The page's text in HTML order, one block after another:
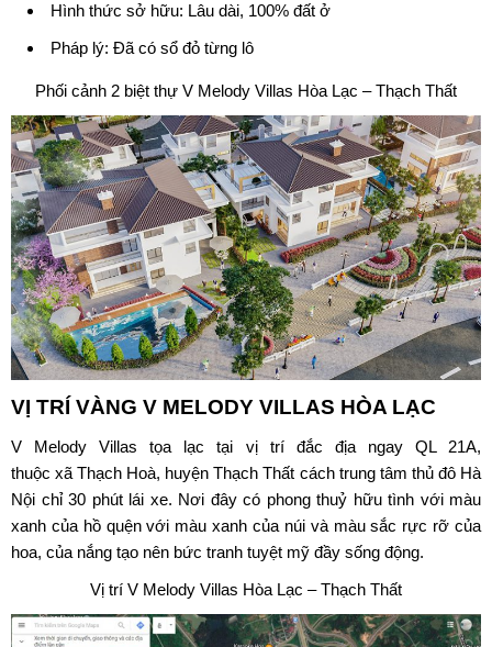
Hình thức sở hữu: Lâu dài, 100% đất ở
Pháp lý: Đã có sổ đỏ từng lô
Phối cảnh 2 biệt thự V Melody Villas Hòa Lạc – Thạch Thất
VỊ TRÍ VÀNG V MELODY VILLAS HÒA LẠC
V Melody Villas tọa lạc tại vị trí đắc địa ngay QL 21A,
thuộc xã Thạch Hoà, huyện Thạch Thất cách trung tâm thủ đô Hà
Nội chỉ 30 phút lái xe. Nơi đây có phong thuỷ hữu tình với màu
xanh của hồ quện với màu xanh của núi và màu sắc rực rỡ của
hoa, của nắng tạo nên bức tranh tuyệt mỹ đầy sống động.
Vị trí V Melody Villas Hòa Lạc – Thạch Thất